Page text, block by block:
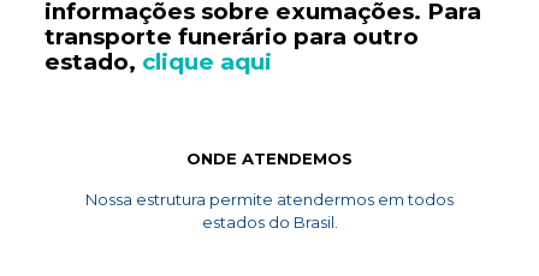
informações sobre exumações. Para
transporte funerário para outro
estado, clique aqui
ONDE ATENDEMOS
Nossa estrutura permite atendermos em todos
estados do Brasil.